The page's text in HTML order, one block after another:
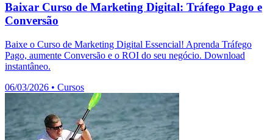
Baixar Curso de Marketing Digital: Tráfego Pago e
Conversão
Baixe o Curso de Marketing Digital Essencial! Aprenda Tráfego
Pago, aumente Conversão e o ROI do seu negócio. Download
instantâneo.
06/03/2026 • Cursos